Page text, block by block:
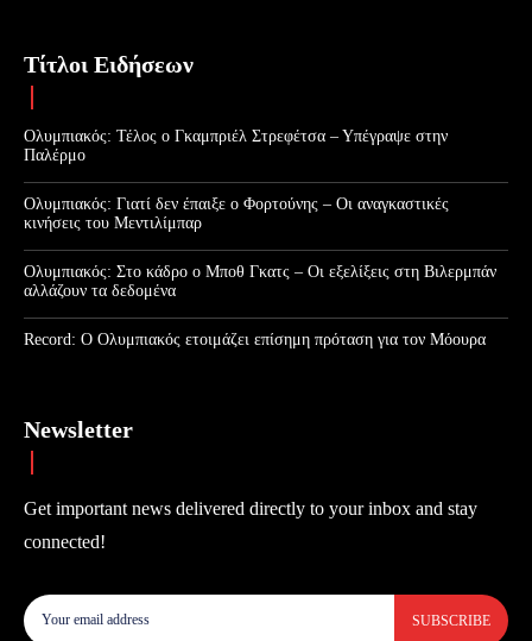
Τίτλοι Ειδήσεων
Ολυμπιακός: Τέλος ο Γκαμπριέλ Στρεφέτσα – Υπέγραψε στην
Παλέρμο
Ολυμπιακός: Γιατί δεν έπαιξε ο Φορτούνης – Οι αναγκαστικές
κινήσεις του Μεντιλίμπαρ
Ολυμπιακός: Στο κάδρο ο Μποθ Γκατς – Οι εξελίξεις στη Βιλερμπάν
αλλάζουν τα δεδομένα
Record: Ο Ολυμπιακός ετοιμάζει επίσημη πρόταση για τον Μόουρα
Newsletter
Get important news delivered directly to your inbox and stay
connected!
SUBSCRIBE